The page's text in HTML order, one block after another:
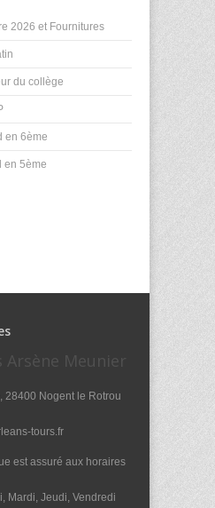
2026 et Fournitures
du collège
en 6ème
en 5ème
Arsène Meunier
28400 Nogent le Rotrou
tours.fr
est assuré aux horaires
Mardi, Jeudi, Vendredi